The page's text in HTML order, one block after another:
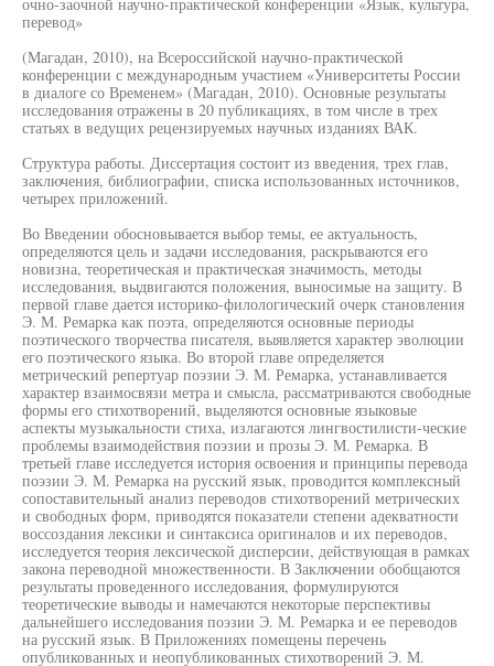
перевод»
(Магадан, 2010), на Всероссийской научно-практической
конференции с международным участием «Университеты России
в диалоге со Временем» (Магадан, 2010). Основные результаты
исследования отражены в 20 публикациях, в том числе в трех
статьях в ведущих рецензируемых научных изданиях ВАК.
Структура работы. Диссертация состоит из введения, трех глав,
заключения, библиографии, списка использованных источников,
четырех приложений.
Во Введении обосновывается выбор темы, ее актуальность,
определяются цель и задачи исследования, раскрываются его
новизна, теоретическая и практическая значимость, методы
исследования, выдвигаются положения, выносимые на защиту. В
первой главе дается историко-филологический очерк становления
Э. М. Ремарка как поэта, определяются основные периоды
поэтического творчества писателя, выявляется характер эволюции
его поэтического языка. Во второй главе определяется
метрический репертуар поэзии Э. М. Ремарка, устанавливается
характер взаимосвязи метра и смысла, рассматриваются свободные
формы его стихотворений, выделяются основные языковые
аспекты музыкальности стиха, излагаются лингвостилисти-ческие
проблемы взаимодействия поэзии и прозы Э. М. Ремарка. В
третьей главе исследуется история освоения и принципы перевода
поэзии Э. М. Ремарка на русский язык, проводится комплексный
сопоставительный анализ переводов стихотворений метрических
и свободных форм, приводятся показатели степени адекватности
воссоздания лексики и синтаксиса оригиналов и их переводов,
исследуется теория лексической дисперсии, действующая в рамках
закона переводной множественности. В Заключении обобщаются
результаты проведенного исследования, формулируются
теоретические выводы и намечаются некоторые перспективы
дальнейшего исследования поэзии Э. М. Ремарка и ее переводов
на русский язык. В Приложениях помещены перечень
опубликованных и неопубликованных стихотворений Э. М.